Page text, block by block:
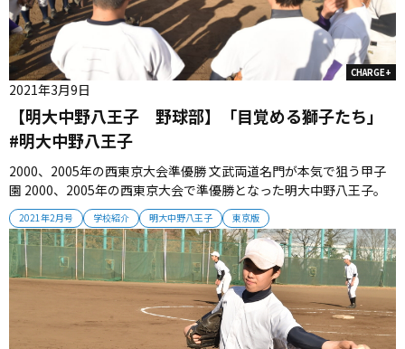
CHARGE+
2021年2月号 学校紹介 明大中野八王子 東京版
【明大中野八王子 野球部】「目覚める獅子たち」
#明大中野八王子
2021年3月9日
2000、2005年の西東京大会準優勝 文武両道名門が本気で狙う甲子
園 2000、2005年の西東京大会で準優勝となった明大中野八王子。
椙原貴文監督のもと地力をつけるチームは、本気で甲子園を狙える
ところまで辿り着いている。 (2021年2月号掲載) ■OB指揮官のチャ
レンジ 八王子郊外の専用グラウンドには活気があふ...